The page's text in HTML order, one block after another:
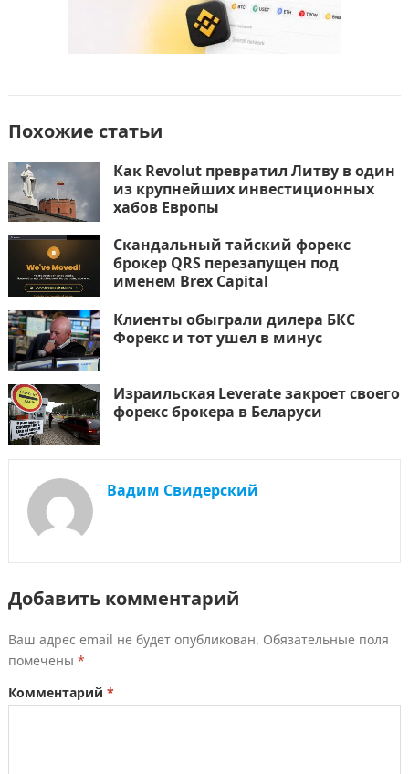
Похожие статьи
Как Revolut превратил Литву в один
из крупнейших инвестиционных
хабов Европы
Скандальный тайский форекс
брокер QRS перезапущен под
именем Brex Capital
Клиенты обыграли дилера БКС
Форекс и тот ушел в минус
Израильская Leverate закроет своего
форекс брокера в Беларуси
Вадим Свидерский
Добавить комментарий
Ваш адрес email не будет опубликован. Обязательные поля
помечены *
Комментарий *